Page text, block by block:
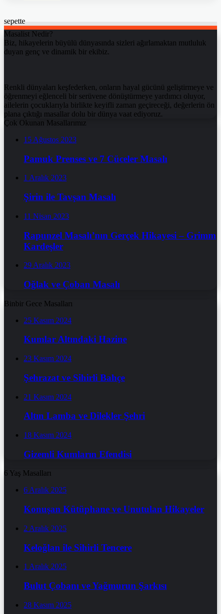
sepette
Masalist Nedir?
Biz, hikayelerin büyülü dünyasında sizleri ağırlamaktan mutluluk
duyan genç ve dinamik bir ekibiz.
Renkli dünyaları keşfederken, onların hayal gücünü geliştirmeye ve
öğrenmeyi eğlenceli bir serüvene dönüştürmeye yardımcı oluyor,
ailelerin çocuklarıyla birlikte keyifli zaman geçireceği, değerlerin ön
plana çıktığı masallar dolu bir dünya vaat ediyoruz.
Çok Okunan Masallarımız
15 Ağustos 2023
Pamuk Prenses ve 7 Cüceler Masalı
1 Aralık 2023
Şirin ile Tavşan Masalı
11 Nisan 2023
Rapunzel Masalı’nın Gerçek Hikayesi – Grimm
Kardeşler
29 Aralık 2023
Oğlak ve Çoban Masalı
Binbir Gece Masalları
25 Kasım 2024
Kumlar Altındaki Hazine
23 Kasım 2024
Şehrazat ve Sihirli Bahçe
21 Kasım 2024
Altın Lamba ve Dilekler Şehri
18 Kasım 2024
Gizemli Kumların Efendisi
6 Yaş Masalları
6 Aralık 2025
Konuşan Kütüphane ve Unutulan Hikayeler
2 Aralık 2025
Keloğlan ile Sihirli Tencere
1 Aralık 2025
Bulut Çobanı ve Yağmurun Şarkısı
28 Kasım 2025